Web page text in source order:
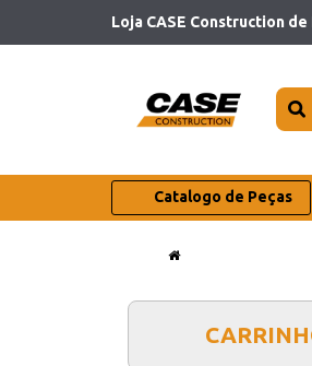
Loja CASE Construction
Catalogo de Peças